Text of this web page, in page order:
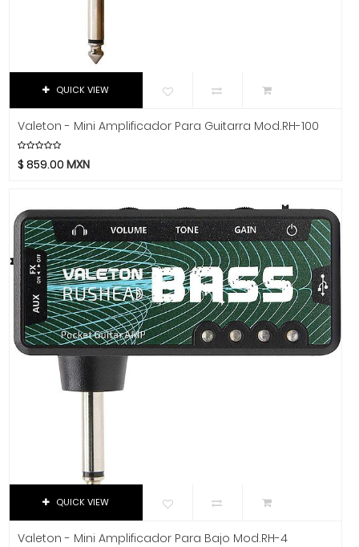
Excelsior
Fender
Fernandes Guitar
Focusrite
Genelec
GHS
Gibraltar
Gibson
Goby Labs
Gonzalez
Gorila Tips
Gruv Gear
Hal Leonard
Heil Sound
Hermitshell
HH
Hidersine
Hitachi
QUICK VIEW
Valeton - Mini Amplificador Para Guitarra Mod.RH-100
$859.00 MXN
QUICK VIEW
Valeton - Mini Amplificador Para Bajo Mod.RH-4